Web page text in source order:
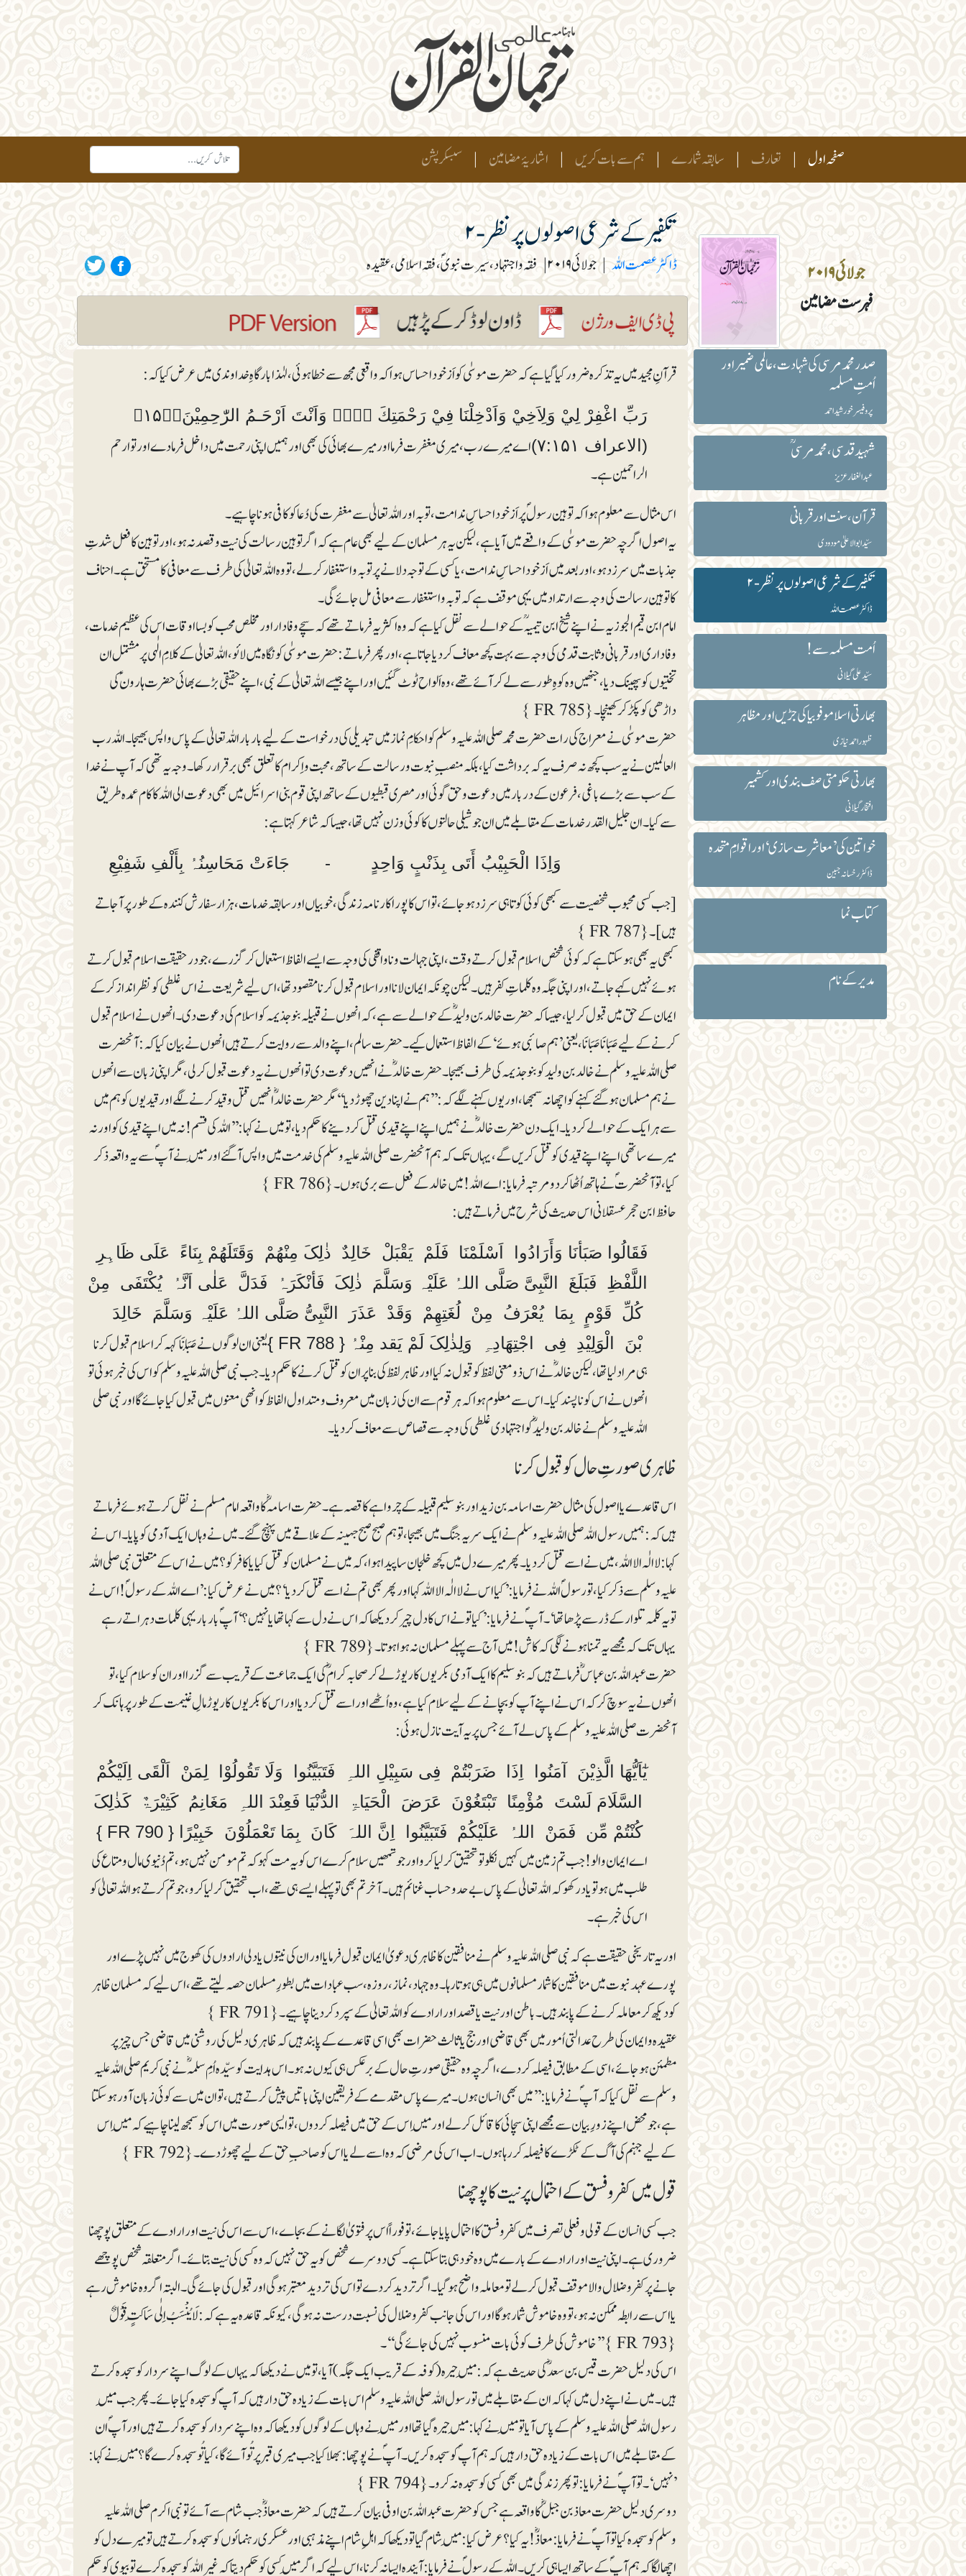
صفحہ اول | تعارف | سابقہ شمارے | ہم سے بات کریں | اشاریۂ مضامین | سبسکرپشن
جولائی ۲۰۱۹
فہرست مضامین
تکفیر کے شرعی اصولوں پر نظر-۲
ڈاکٹر عصمت اللہ | جولائی ۲۰۱۹ | فقہ و اجتہاد، سیرت نبویؐ، فقہ اسلامی، عقیدہ
صدر محمد مرسی کی شہادت، عالمی ضمیر اور
اُمتِ مسلمہ
پروفیسر خورشید احمد
شہید قدسی، محمد مرسی ؒ
عبد الغفار عزیز
قرآن ، سنت اور قربانی
سیّد ابوالاعلیٰ مودودی
تکفیر کے شرعی اصولوں پر نظر-۲
ڈاکٹر عصمت اللہ
اُمت مسلمہ سے!
سیّد علی گیلانی
بھارتی اسلاموفوبیا کی جڑیں اور مظاہر
ظہور احمد نیازی
بھارتی حکومتی صف بندی اور کشمیر
افتخار گیلانی
خواتین کی ’معاشرت سازی‘ اور اقوامِ متحدہ
ڈاکٹر رخسانہ جبین
کتاب نما
مدیر کے نام
قرآنِ مجید میں یہ تذکرہ ضرور کیا گیا ہے کہ حضرت موسٰی کو اَزخود احساس ہوا کہ واقعی مجھ سے خطا ہوئی، لہٰذا بارگاہِ خداوندی میں عرض کیا کہ:
رَبِّ اغْفِرْ لِيْ وَلِاَخِيْ وَاَدْخِلْنَا فِيْ رَحْمَتِكَ ۝۰ۡۖ وَاَنْتَ اَرْحَـمُ الرّٰحِمِيْنَ۝۱۵۱ۧ
(الاعراف ۷:۱۵۱)
اے میرے رب، میری مغفرت فرما اور میرے بھائی کی بھی اور ہمیں اپنی رحمت میں داخل فرمادے اور تو ارحم
الراحمین ہے۔
اس مثال سے معلوم ہوا کہ توہین رسولؐ پر اَزخود احساسِ ندامت، توبہ اور اللہ تعالیٰ سے مغفرت کی دُعا کو کافی ہونا چاہیے۔
یہ اصول اگرچہ حضرت موسٰی کے واقعے میں آیا ہے، لیکن یہ ہرمسلمان کے لیے بھی عام ہے کہ اگر توہین رسالت کی نیت و قصد نہ ہو، اور توہین کا فعل شدتِ
جذبات میں سرزد ہو، اور بعد میں اَزخود احساسِ ندامت، یا کسی کے توجہ دلانے پر توبہ و استغفار کرلے، تو وہ اللہ تعالیٰ کی طرف سے معافی کا مستحق ہے۔ احناف
کا توہین رسالت کی وجہ سے ارتداد میں یہی موقف ہے کہ توبہ و استغفار سے معافی مل جائے گی۔
امام ابن قیم الجوزیہ نے اپنے شیخ ابن تیمیہؒ کے حوالے سے نقل کیا ہے کہ وہ اکثر یہ فرماتے تھے کہ سچے وفادار اور مخلص محب کو بسااوقات اس کی عظیم خدمات،
وفاداری اور قربانی و ثابت قدمی کی وجہ سے بہت کچھ معاف کر دیا جاتا ہے، اور پھر فرماتے: حضرت موسٰی کو نگاہ میں لائو، اللہ تعالیٰ کے کلامِ الٰہی پر مشتمل ان
تختیوں کو پھینک دیا، جنھیں وہ کوہِ طور سے لے کر آئے تھے، وہ اَلواح ٹوٹ گئیں اور اپنے جیسے اللہ تعالیٰ کے نبی، اپنے حقیقی بڑے بھائی حضرت ہارون ؑ کی
داڑھی کو پکڑ کر کھینچا۔{ FR 785 }
حضرت موسٰی نے معراج کی رات حضرت محمد صلی اللہ علیہ وسلم کو احکامِ نماز میں تبدیلی کی درخواست کے لیے بار بار اللہ تعالیٰ کے پاس واپس بھیجا۔ اللہ رب
العالمین نے یہ سب کچھ نہ صرف یہ کہ برداشت کیا، بلکہ منصب ِ نبوت و رسالت کے ساتھ، محبت و اِکرام کا تعلق بھی برقرار رکھا۔ وجہ یہ تھی کہ آپ نے خدا
کے سب سے بڑے باغی ، فرعون کے دربار میں دعوت و حق گوئی اور مصری قبطیوں کے ساتھ اپنی قوم بنی اسرائیل میں بھی دعوت الی اللہ کا کام عمدہ طریق
سے کیا۔ ان جلیل القدر خدمات کے مقابلے میں ان جوشیلی حالتوں کا کوئی وزن نہیں تھا، جیساکہ شاعر کہتا ہے:
وَاِذَا الْحَبِیْبُ أَتَی بِذَنْبٍ وَاحِدٍ - جَاءَتْ مَحَاسِنُہُ بِأَلْفِ شَفِیْعِ
[جب کسی محبوب شخصیت سے کبھی کوئی کوتاہی سرزد ہوجائے، تو اس کا پورا کارنامہ زندگی، خوبیاں اور سابقہ خدمات، ہزار سفارش کنندہ کے طور پر آجاتے
ہیں]۔{ FR 787 }
کبھی یہ بھی ہوسکتا ہے کہ کوئی شخص اسلام قبول کرتے وقت، اپنی جہالت و ناواقفی کی وجہ سے ایسے الفاظ استعمال کر گزرے، جو درحقیقت اسلام قبول کرتے
ہوئے نہیں کہے جاتے، اور اپنی جگہ وہ کلماتِ کفر ہیں۔ لیکن چونکہ ایمان لانا اور اسلام قبول کرنا مقصود تھا، اس لیے شریعت نے اس غلطی کو نظراندازکرکے
ایمان کے حق میں قبول کرلیا، جیساکہ حضرت خالد بن ولیدؓ کے حوالے سے ہے، کہ انھوں نے قبیلہ بنوجذیمہ کو اسلام کی دعوت دی۔ انھوں نے اسلام قبول
کرنے کے لیے صَبَانَا صَبَانَا ، یعنی ’ہم صائبی ہوئے‘ کے الفاظ استعمال کیے۔ حضرت سالم، اپنے والد سے روایت کرتے ہیں انھوں نے بیان کیا کہ: آنحضرت
صلی اللہ علیہ وسلم نے خالد بن ولید کو بنوجذیمہ کی طرف بھیجا۔ حضرت خالدؓ نے انھیں دعوت دی تو انھوں نے یہ دعوت قبول کرلی، مگر اپنی زبان سے انھوں
نے ہم مسلمان ہوگئے کہنے کو اچھا نہ سمجھا، اور یوں کہنے لگے کہ: ’’ہم نے اپنا دین چھوڑ دیا‘‘ مگر حضرت خالدؓ انھیں قتل و قید کرنے لگے اور قیدیوں کو ہم میں
سے ہر ایک کے حوالے کر دیا۔ ایک دن حضرت خالدؓ نے ہمیں اپنے اپنے قیدی قتل کردینے کا حکم دیا، تو میں نے کہا: ’’اللہ کی قسم! نہ میں اپنے قیدی کو اور نہ
میرے ساتھی اپنے اپنے قیدی کو قتل کریں گے، یہاں تک کہ ہم آنحضرت صلی اللہ علیہ وسلم کی خدمت میں واپس آگئے اور مَیں نے آپؐ سے یہ واقعہ ذکر
کیا، تو آنحضرتؐ نے ہاتھ اُٹھا کر دو مرتبہ فرمایا: اے اللہ! میں خالد کے فعل سے بری ہوں۔{ FR 786 }
حافظ ابن حجر عسقلانی اس حدیث کی شرح میں فرماتے ہیں:
فَقَالُوا صَبَأنَا وَأَرَادُوا اَسْلَمْنَا فَلَمْ یَقْبَلْ خَالِدٌ ذٰلِکَ مِنْھُمْ وَقَتَلَھُمْ بِنَاءً عَلَی ظَاہِرِ
اللَّفْظِ فَبَلَغَ النَّبِیَّ صَلَّی اللہُ عَلَیْہ وَسَلَّمَ ذٰلِکَ فَأنْکَرَہُ فَدَلَّ عَلٰی اَنَّہُ یُکْتَفَی مِنْ
کُلِّ قَوْمٍ بِمَا یُعْرَفُ مِنْ لُغَتِھِمْ وَقَدْ عَذَرَ النَّبِیُّ صَلَّی اللہُ عَلَیْہ وَسَلَّمَ خَالِدَ
بْنَ الْوَلِیْدِ فِی اجْتِھَادِہِ وَلِذٰلِکَ لَمْ یَقد مِنْہُ { FR 788 }
یعنی ان لوگوں نے صَبَأنَا کہہ کر اسلام قبول کرنا
ہی مراد لیا تھا، لیکن خالدؓ نے اس ذومعنی لفظ کو قبول نہ کیا اور ظاہر لفظ کی بنا پر ان کو قتل کرنے کا حکم دیا۔جب نبی صلی اللہ علیہ وسلم کو اس کی خبر ہوئی تو
انھوں نے اس کو ناپسند کیا۔ اس سے معلوم ہوا کہ ہرقوم سے ان کی زبان میں معروف و متداول الفاظ کو انھی معنوں میں قبول کیا جائے گا اور نبی صلی
اللہ علیہ وسلم نے خالد بن ولیدؓ کو اجتہادی غلطی کی وجہ سے قصاص سے معاف کر دیا۔
ظاہری صورتِ حال کو قبول کرنا
اس قاعدے یا اصول کی مثال حضرت اسامہ بن زید اور بنوسلیم قبیلہ کے چرواہے کا قصہ ہے۔ حضرت اسامہؓ کا واقعہ امام مسلم نے نقل کرتے ہوئے فرماتے
ہیں کہ: ہمیں رسول اللہ صلی اللہ علیہ وسلم نے ایک سریہ جنگ میں بھیجا، توہم صبح صبح جہینہ کے علاقے میں پہنچ گئے۔ میں نے وہاں ایک آدمی کو پایا۔ اس نے
کہا: لا الٰہ الا اللہ ، میں نے اسے قتل کر دیا۔ پھر میرے دل میں کچھ خلجان سا پیدا ہوا، کہ میں نے مسلمان کو قتل کیا یا کافر کو؟ میں نے اس کے متعلق نبی صلی اللہ
علیہ وسلم سے ذکر کیا، تو رسولؐ اللہ نے فرمایا: ’کیا اس نے لا الٰہ الا اللہ کہا اور پھر بھی تم نے اسے قتل کر دیا‘؟ میں نے عرض کیا: ’اے اللہ کے رسولؐ! اس نے
تو یہ کلمہ تلوار کے ڈر سے پڑھا تھا‘۔ آپؐ نے فرمایا: ’کیا تو نے اس کا دل چیر کر دیکھا کہ اس نے دل سے کہا تھا یا نہیں؟‘ آپؐ بار بار یہی کلمات دہراتے رہے
یہاں تک کہ مجھے یہ تمنا ہونے لگی کہ کاش! میں آج سے پہلے مسلمان نہ ہوا ہوتا۔{ FR 789 }
حضرت عبداللہ بن عباسؓ فرماتے ہیں کہ بنوسلیم کا ایک آدمی بکریوں کا ریوڑ لے کر صحابہ کرامؓ کی ایک جماعت کے قریب سے گزرا اور ان کو سلام کیا ، تو
انھوں نے یہ سوچ کر کہ اس نے اپنے آپ کو بچانے کے لیے سلام کیا ہے، وہ اُٹھے اور اسے قتل کر دیا اور اس کا بکریوں کا ریوڑ مالِ غنیمت کے طور پر ہانک کر
آنحضرت صلی اللہ علیہ وسلم کے پاس لے آئے جس پر یہ آیت نازل ہوئی:
یٰٓاَیُّھَا الَّذِیْنَ آمَنُوا اِذَا ضَرَبْتُمْ فِی سَبِیْلِ اللہِ فَتَبَیَّنُوا وَلَا تَقُولُوْا لِمَنْ اَلْقَی اِلَیْکُمْ
السَّلَامَ لَسْتَ مُؤْمِنًا تَبْتَغُوْنَ عَرَضَ الْحَیَاۃِ الدُّنْیَا فَعِنْدَ اللہِ مَغَانِمُ کَثِیْرَۃٌ کَذٰلِکَ
کُنْتُمْ مِّن فَمَنْ اللہُ عَلَیْکُمْ فَتَبَیَّنُوا اِنَّ اللہَ کَانَ بِمَا تَعْمَلُوْنَ خَبِیْرًا { FR 790 }
اے ایمان والو! جب تم زمین میں کہیں نکلو تو تحقیق کرلیا کرو اور جو تمھیں سلام کرے اس کو یہ مت کہو کہ تم مومن نہیں ہو، تم دُنیوی مال و متاع کی
طلب میں ہو تو یاد رکھو کہ اللہ تعالیٰ کے پاس بے حدوحساب غنائم ہیں۔ آخر تم بھی تو پہلے ایسے ہی تھے، اب تحقیق کرلیا کرو، جو تم کرتے ہو اللہ تعالیٰ کو
اس کی خبر ہے۔
اور یہ تاریخی حقیقت ہے کہ نبی صلی اللہ علیہ وسلم نے منافقین کا ظاہری دعویٰ ایمان قبول فرمایا اور ان کی نیتوں یا دلی ارادوں کی کھوج میں نہیں پڑے اور
پورے عہد نبوت میں منافقین کا شمار مسلمانوں میں ہی ہوتا رہا۔ وہ جہاد، نماز، روزہ، سب عبادات میں بطورِ مسلمان حصہ لیتے تھے، اس لیے کہ مسلمان ظاہر
کو دیکھ کر معاملہ کرنے کے پابند ہیں۔ باطن اور نیت یا قصد اور ارادے کو اللہ تعالیٰ کے سپرد کر دینا چاہیے۔{ FR 791 }
عقیدہ و ایمان کی طرح عدالتی اُمور میں بھی قاضی اور جج یا ثالث حضرات بھی اسی قاعدے کے پابند ہیں کہ ظاہری دلیل کی روشنی میں قاضی جس چیز پر
مطمئن ہوجائے، اسی کے مطابق فیصلہ کردے، اگرچہ وہ حقیقی صورتِ حال کے برعکس ہی کیوں نہ ہو۔ اس ہدایت کو سیّدہ اُمِ سلمہؓ نے نبی کریم صلی اللہ علیہ
وسلم سے نقل کیا کہ آپؐ نے فرمایا: ’’میں بھی انسان ہوں۔ میرے پاس مقدمے کے فریقین اپنی باتیں پیش کرتے ہیں ،تو ان میں سے کوئی زبان آور ہوسکتا
ہے، جو محض اپنے زورِ بیان سے مجھے اپنی سچائی کا قائل کرلے اور مَیں اس کے حق میں فیصلہ کردوں، تو ایسی صورت میں اس کو سمجھ لینا چاہیے کہ مَیں اس
کے لیے جہنم کی آگ کے ٹکڑے کا فیصلہ کر رہا ہوں۔ اب اس کی مرضی کہ وہ اسے لے یا اس کو صاحب ِ حق کے لیے چھوڑ دے۔{ FR 792 }
قول میں کفر و فسق کے احتمال پر نیت کا پوچھنا
جب کسی انسان کے قولی و فعلی تصرف میں کفرو فسق کا احتمال پایا جائے، تو فوراً اس پر فتویٰ لگانے کے بجاے، اس سے اس کی نیت اور ارادے کے متعلق پوچھنا
ضروری ہے۔ اپنی نیت اور ارادے کے بارے میں وہ خود ہی بتاسکتا ہے۔ کسی دوسرے شخص کو یہ حق نہیں کہ وہ کسی کی نیت بتائے۔ اگر متعلقہ شخص پوچھے
جانے پر کفروضلال والا موقف قبول کرلے تو معاملہ واضح ہوگیا۔ اگر تردید کردے تو اس کی تردید معتبر ہوگی اور قبول کی جائے گی۔ البتہ اگر وہ خاموش رہے
یا اس سے رابطہ ممکن نہ ہو، تو وہ خاموش شمار ہوگا اور اس کی جانب کفرو ضلال کی نسبت درست نہ ہوگی، کیونکہ قاعدہ یہ ہے کہ: لَا یُنْسَبُ اِلٰی سَاکِتٍ قَوْلٌ
{ FR 793 }’’خاموش کی طرف کوئی بات منسوب نہیں کی جائے گی‘‘۔
اس کی دلیل حضرت قیس بن سعدؓ کی حدیث ہے کہ: مَیں حیرہ (کوفہ کے قریب ایک جگہ) آیا، تو میں نے دیکھا کہ یہاں کے لوگ اپنے سردار کو سجدہ کرتے
ہیں۔ میں نے اپنے دل میں کہا کہ ان کے مقابلے میں تو رسول اللہ صلی اللہ علیہ وسلم اس بات کے زیادہ حق دار ہیں کہ آپؐ کو سجدہ کیا جائے۔ پھرجب مَیں
رسول اللہ صلی اللہ علیہ وسلم کے پاس آیا تو مَیں نے کہا: مَیں حیرہ گیا تھا اور مَیں نے وہاں کے لوگوں کو دیکھا کہ وہ اپنے سردار کو سجدہ کرتے ہیں اور آپؐ ان
کے مقابلے میں اس بات کے زیادہ حق دار ہیں کہ ہم آپؐ کو سجدہ کریں۔ آپؐ نے پوچھا: بھلا کیا جب میری قبر پر تُو آئے گا، کیا تُو سجدہ کرے گا؟ مَیں نے کہا:
’نہیں ‘۔تو آپؐ نے فرمایا: تو پھر زندگی میں بھی کسی کو سجدہ نہ کرو۔{ FR 794 }
دوسری دلیل حضرت معاذ بن جبلؓ کا واقعہ ہے جس کو حضرت عبداللہ بن اوفی بیان کرتے ہیں کہ حضرت معاذؓ جب شام سے آئے تو نبی اکرم صلی اللہ علیہ
وسلم کو سجدہ کیا تو آپؐ نے فرمایا: معاذؓ! یہ کیا؟ عرض کیا: مَیں شام گیا تو دیکھا کہ اہلِ شام اپنے مذہبی اور عسکری رہنمائوں کو سجدہ کرتے ہیں تو میرے دل کو
اچھا لگا کہ ہم آپؐ کے ساتھ ایسا ہی کریں۔ اللہ کے رسولؐ نے فرمایا: آیندہ ایسا نہ کرنا، اس لیے کہ اگر مَیں کسی کو حکم دیتا کہ غیراللہ کو سجدہ کرے تو بیوی کو حکم